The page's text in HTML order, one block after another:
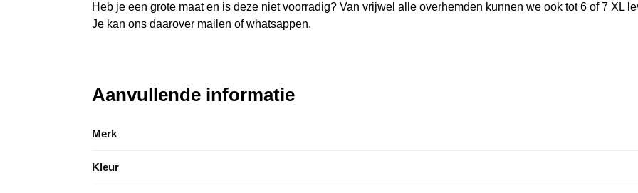
Heb je een grote maat en is deze niet voorradig? Van vrijwel alle overhemden kunnen we ook tot 6 of 7 XL
Je kan ons daarover mailen of whatsappen.
Aanvullende informatie
Merk
Kleur